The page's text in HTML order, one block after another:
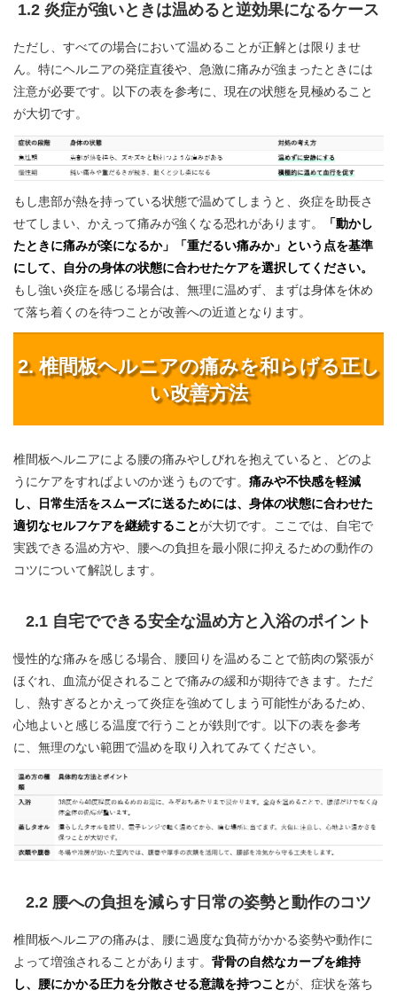
1.2 炎症が強いときは温めると逆効果になるケース
ただし、すべての場合において温めることが正解とは限りませ
ん。特にヘルニアの発症直後や、急激に痛みが強まったときには
注意が必要です。以下の表を参考に、現在の状態を見極めること
が大切です。
もし患部が熱を持っている状態で温めてしまうと、炎症を助長さ
せてしまい、かえって痛みが強くなる恐れがあります。
「動かし
たときに痛みが楽になるか」「重だるい痛みか」という点を基準
にして、自分の身体の状態に合わせたケアを選択してください。
もし強い炎症を感じる場合は、無理に温めず、まずは身体を休め
て落ち着くのを待つことが改善への近道となります。
2. 椎間板ヘルニアの痛みを和らげる正し
い改善方法
椎間板ヘルニアによる腰の痛みやしびれを抱えていると、どのよ
うにケアをすればよいのか迷うものです。 痛みや不快感を軽減
し、日常生活をスムーズに送るためには、身体の状態に合わせた
適切なセルフケアを継続することが大切です。ここでは、自宅で
実践できる温め方や、腰への負担を最小限に抑えるための動作の
コツについて解説します。
2.1 自宅でできる安全な温め方と入浴のポイント
慢性的な痛みを感じる場合、腰回りを温めることで筋肉の緊張が
ほぐれ、血流が促されることで痛みの緩和が期待できます。ただ
し、熱すぎるとかえって炎症を強めてしまう可能性があるため、
心地よいと感じる温度で行うことが鉄則です。以下の表を参考
に、無理のない範囲で温めを取り入れてみてください。
2.2 腰への負担を減らす日常の姿勢と動作のコツ
椎間板ヘルニアの痛みは、腰に過度な負荷がかかる姿勢や動作に
よって増強されることがあります。 背骨の自然なカーブを維持
し、腰にかかる圧力を分散させる意識を持つことが、症状を落ち